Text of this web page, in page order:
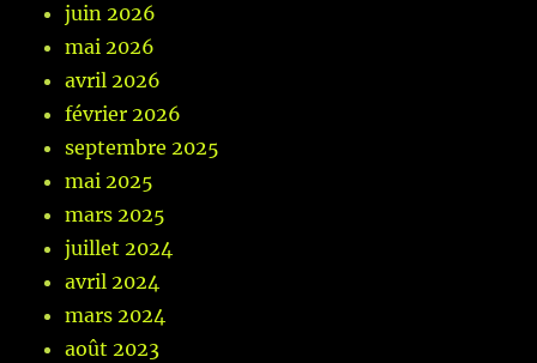
juin 2026
mai 2026
avril 2026
février 2026
septembre 2025
mai 2025
mars 2025
juillet 2024
avril 2024
mars 2024
août 2023